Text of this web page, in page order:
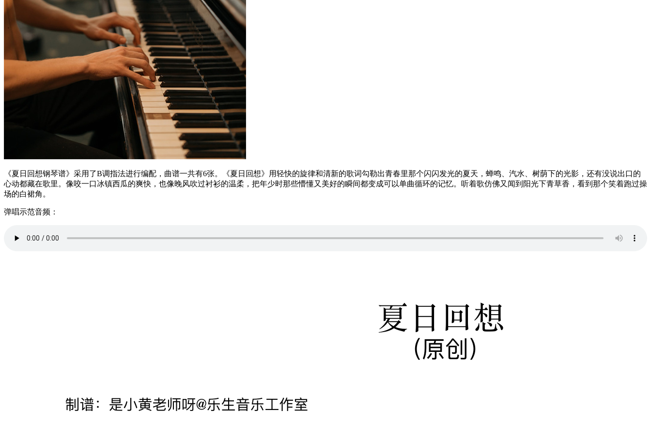
《夏日回想钢琴谱》采用了B调指法进行编配，曲谱一共有6张。《夏日回想》用轻快的旋律和清新的歌词勾勒出青春里那个闪闪发光的夏天，蝉鸣、汽水、树荫下的光影，还有没说出口的
心动都藏在歌里。像咬一口冰镇西瓜的爽快，也像晚风吹过衬衫的温柔，把年少时那些懵懂又美好的瞬间都变成可以单曲循环的记忆。听着歌仿佛又闻到阳光下青草香，看到那个笑着跑过操
场的白裙角。
弹唱示范音频：